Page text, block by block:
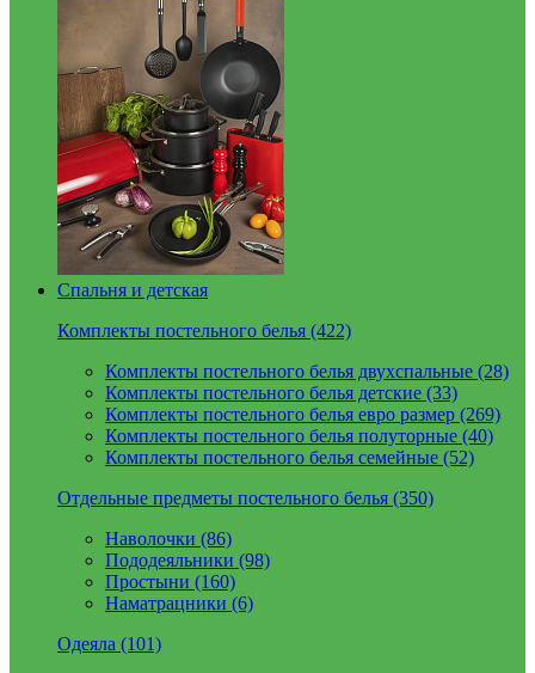
Спальня и детская
Комплекты постельного белья (422)
Комплекты постельного белья двухспальные (28)
Комплекты постельного белья детские (33)
Комплекты постельного белья евро размер (269)
Комплекты постельного белья полуторные (40)
Комплекты постельного белья семейные (52)
Отдельные предметы постельного белья (350)
Наволочки (86)
Пододеяльники (98)
Простыни (160)
Наматрацники (6)
Одеяла (101)